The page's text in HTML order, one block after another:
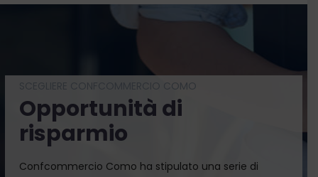
SCEGLIERE CONFCOMMERCIO COMO
Opportunità di
risparmio
Confcommercio Como ha stipulato una serie di